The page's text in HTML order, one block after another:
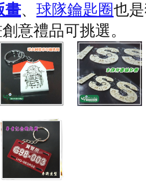
畫、 球隊鑰匙圈也
意禮品可挑選。